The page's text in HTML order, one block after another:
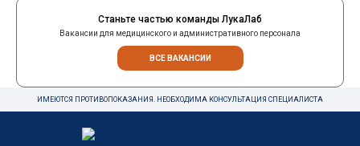
Станьте частью команды ЛукаЛаб
Вакансии для медицинского и административного персонала
ВСЕ ВАКАНСИИ
ИМЕЮТСЯ ПРОТИВОПОКАЗАНИЯ. НЕОБХОДИМА КОНСУЛЬТАЦИЯ СПЕЦИАЛИСТА